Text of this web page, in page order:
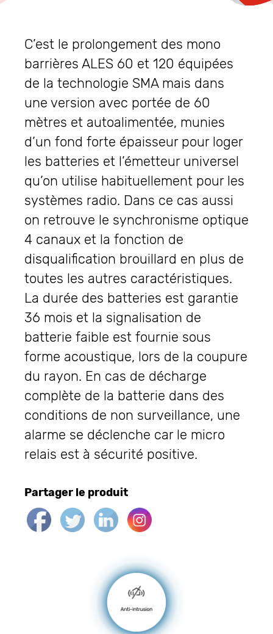
C’est le prolongement des mono
barrières ALES 60 et 120 équipées
de la technologie SMA mais dans
une version avec portée de 60
mètres et autoalimentée, munies
d’un fond forte épaisseur pour loger
les batteries et l’émetteur universel
qu’on utilise habituellement pour les
systèmes radio. Dans ce cas aussi
on retrouve le synchronisme optique
4 canaux et la fonction de
disqualification brouillard en plus de
toutes les autres caractéristiques.
La durée des batteries est garantie
36 mois et la signalisation de
batterie faible est fournie sous
forme acoustique, lors de la coupure
du rayon. En cas de décharge
complète de la batterie dans des
conditions de non surveillance, une
alarme se déclenche car le micro
relais est à sécurité positive.
Partager le produit